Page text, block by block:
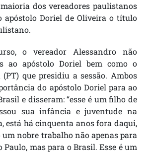
dos vereadores paulistanos
apóstolo Doriel de Oliveira o título
o vereador Alessandro não
ao apóstolo Doriel bem como o
que presidiu a sessão. Ambos
do apóstolo Doriel para ao
e disseram: “esse é um filho de
sua infância e juventude na
está há cinquenta anos fora daqui,
nobre trabalho não apenas para
Paulo, mas para o Brasil. Esse é um